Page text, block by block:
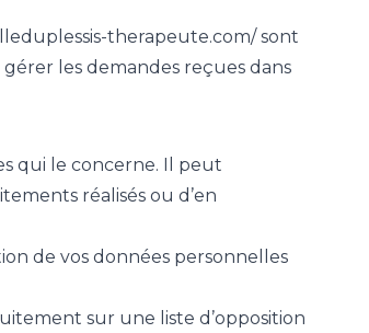
therapeute.com/ sont
les demandes reçues dans
qui le concerne. Il peut
réalisés ou d’en
de vos données personnelles
sur une liste d’opposition